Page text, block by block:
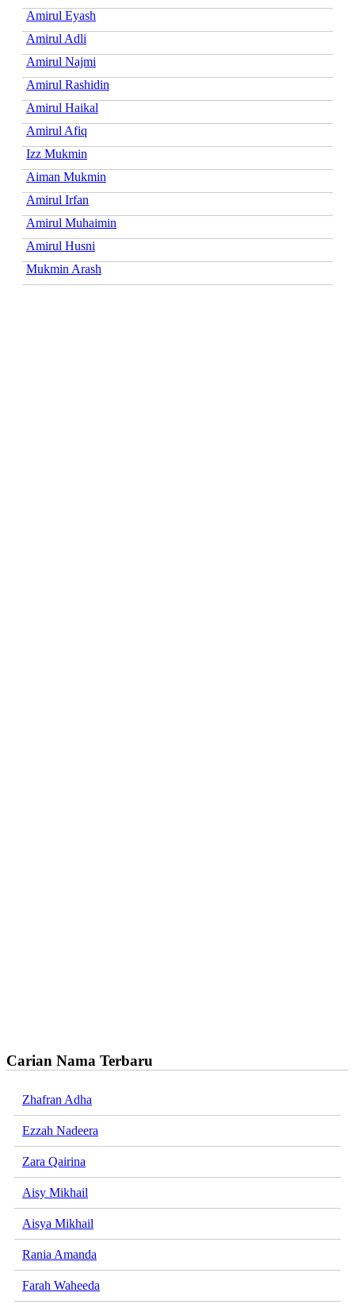
Amirul Eyash
Amirul Adli
Amirul Najmi
Amirul Rashidin
Amirul Haikal
Amirul Afiq
Izz Mukmin
Aiman Mukmin
Amirul Irfan
Amirul Muhaimin
Amirul Husni
Mukmin Arash
Carian Nama Terbaru
Zhafran Adha
Ezzah Nadeera
Zara Qairina
Aisy Mikhail
Aisya Mikhail
Rania Amanda
Farah Waheeda